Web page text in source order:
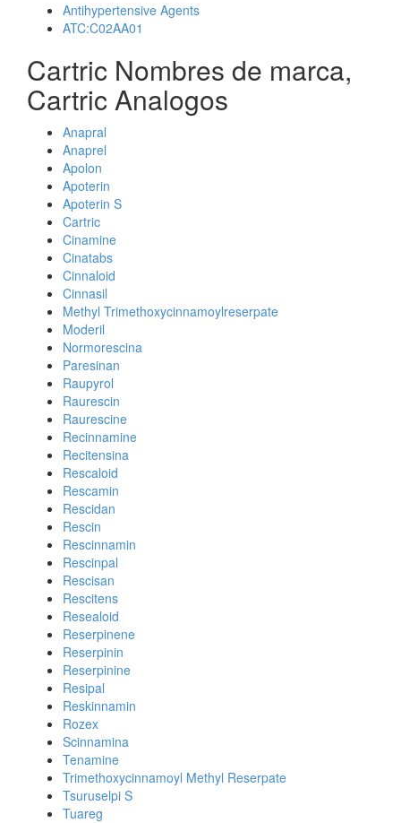
Antihypertensive Agents
ATC:C02AA01
Cartric Nombres de marca,
Cartric Analogos
Anapral
Anaprel
Apolon
Apoterin
Apoterin S
Cartric
Cinamine
Cinatabs
Cinnaloid
Cinnasil
Methyl Trimethoxycinnamoylreserpate
Moderil
Normorescina
Paresinan
Raupyrol
Raurescin
Raurescine
Recinnamine
Recitensina
Rescaloid
Rescamin
Rescidan
Rescin
Rescinnamin
Rescinpal
Rescisan
Rescitens
Resealoid
Reserpinene
Reserpinin
Reserpinine
Resipal
Reskinnamin
Rozex
Scinnamina
Tenamine
Trimethoxycinnamoyl Methyl Reserpate
Tsuruselpi S
Tuareg